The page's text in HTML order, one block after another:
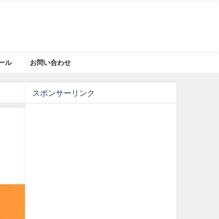
ル お問い合わせ
スポンサーリンク